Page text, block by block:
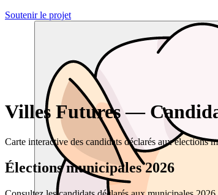
Soutenir le projet
Villes Futures —
Carte interactive des candidats déclarés aux élections
Élections municipales 2026